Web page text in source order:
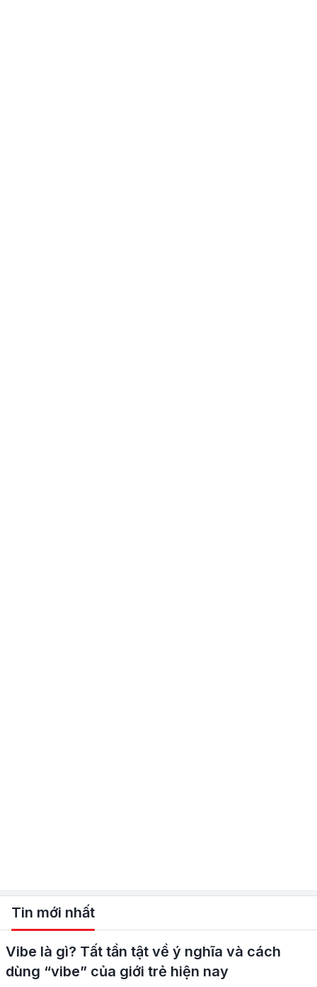
Tin mới nhất
Vibe là gì? Tất tần tật về ý nghĩa và cách
dùng “vibe” của giới trẻ hiện nay